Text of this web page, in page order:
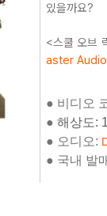
있을까요?
<스쿨 오브
aster
● 비디오
● 해상도
● 오디오:
● 국내 발